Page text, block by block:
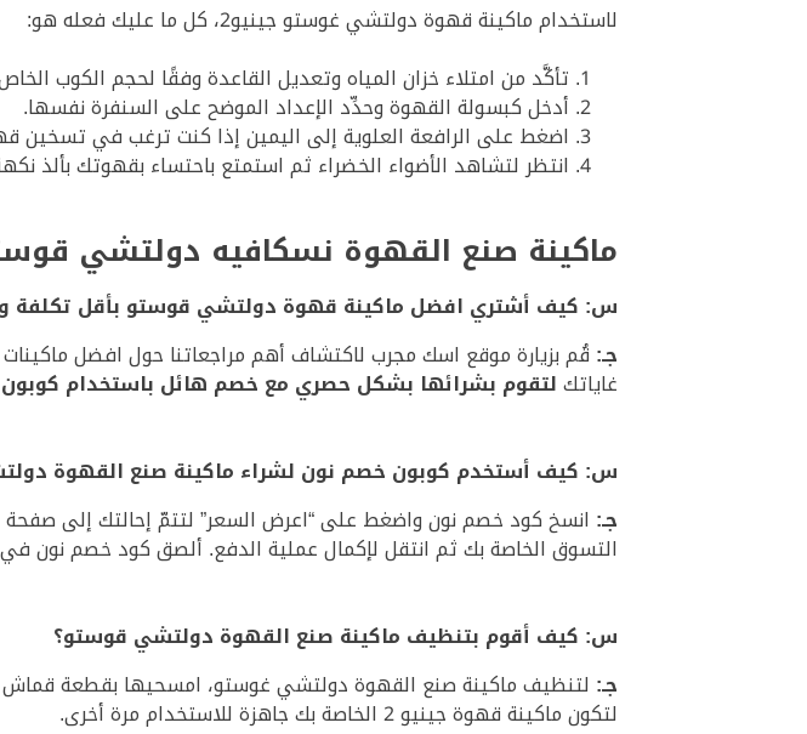
لاستخدام ماكينة قهوة دولتشي غوستو جينيو2، كل ما عليك فعله هو:
تأكَّد من امتلاء خزان المياه وتعديل القاعدة وفقًا لحجم الكوب
أدخل كبسولة القهوة وحدِّد الإعداد الموضح على السنفرة نفسها.
اضغط على الرافعة العلوية إلى اليمين إذا كنت ترغب في تسخين
انتظر لتشاهد الأضواء الخضراء ثم استمتع باحتساء بقهوتك بألذ
ماكينة صنع القهوة نسكافيه دولتشي قوستو جينيو 2 بأقل تكلفة –
س: كيف أشتري افضل ماكينة قهوة دولتشي قوستو بأقل تكلفة
جـ: قُم بزيارة موقع اسك مجرب لاكتشاف أهم مراجعاتنا حول افضل
غاياتكلتقوم بشرائها بشكل حصري مع خصم هائل باستخدام
س: كيف أستخدم كوبون خصم نون لشراء ماكينة صنع القهوة
جـ: انسخ كود خصم نون واضغط على “اعرض السعر” لتتمّ إحالتك إلى
التسوق الخاصة بك ثم انتقل لإكمال عملية الدفع. ألصق كود خصم نون في
س: كيف أقوم بتنظيف ماكينة صنع القهوة دولتشي قوستو؟
جـ: لتنظيف ماكينة صنع القهوة دولتشي غوستو، امسحيها بقطعة قماش
لتكون ماكينة قهوة جينيو 2 الخاصة بك جاهزة للاستخدام مرة أخرى.